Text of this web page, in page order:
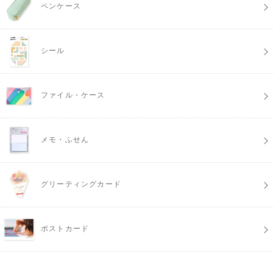
ペンケース
シール
ファイル・ケース
メモ・ふせん
グリーティングカード
ポストカード